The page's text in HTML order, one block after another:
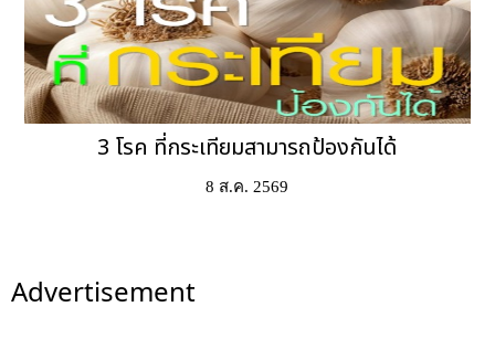
3 โรค ที่กระเทียมสามารถป้องกันได้
8 ส.ค. 2569
Advertisement